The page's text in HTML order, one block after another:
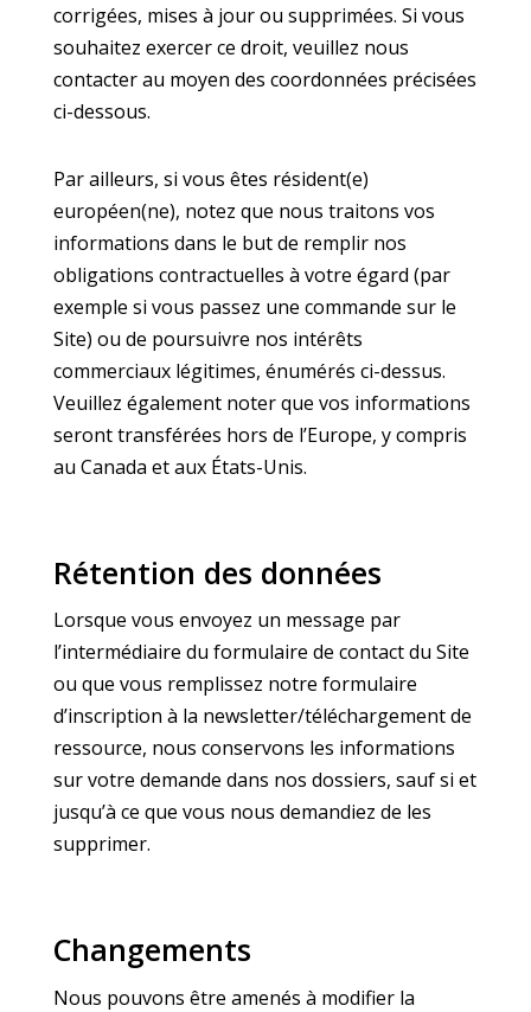
corrigées, mises à jour ou supprimées. Si vous
souhaitez exercer ce droit, veuillez nous
contacter au moyen des coordonnées précisées
ci-dessous.
Par ailleurs, si vous êtes résident(e)
européen(ne), notez que nous traitons vos
informations dans le but de remplir nos
obligations contractuelles à votre égard (par
exemple si vous passez une commande sur le
Site) ou de poursuivre nos intérêts
commerciaux légitimes, énumérés ci-dessus.
Veuillez également noter que vos informations
seront transférées hors de l’Europe, y compris
au Canada et aux États-Unis.
Rétention des données
Lorsque vous envoyez un message par
l’intermédiaire du formulaire de contact du Site
ou que vous remplissez notre formulaire
d’inscription à la newsletter/téléchargement de
ressource, nous conservons les informations
sur votre demande dans nos dossiers, sauf si et
jusqu’à ce que vous nous demandiez de les
supprimer.
Changements
Nous pouvons être amenés à modifier la